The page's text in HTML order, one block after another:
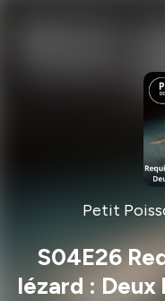
Petit
S04E26
lézard : Deux